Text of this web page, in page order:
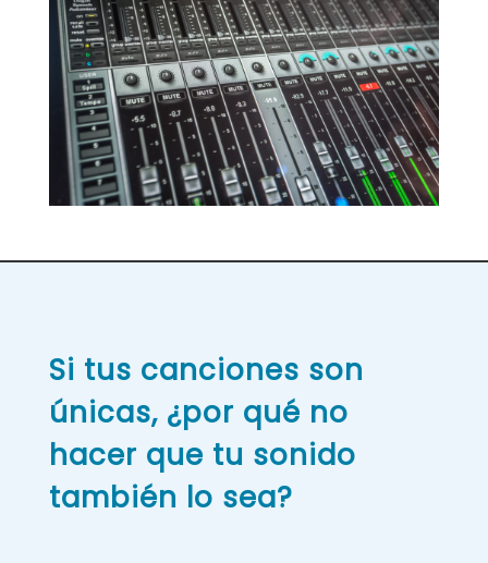
Si tus canciones son
únicas, ¿por qué no
hacer que tu sonido
también lo sea?